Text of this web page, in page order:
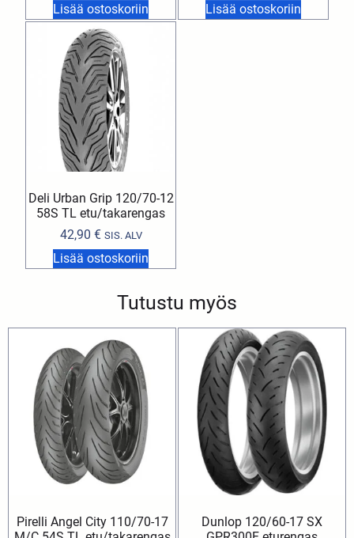
Lisää ostoskoriin Lisää ostoskoriin
Deli Urban Grip 120/70-12
58S TL etu/takarengas
42,90 € SIS. ALV
Lisää ostoskoriin
Tutustu myös
Pirelli Angel City 110/70-17
Dunlop 120/60-17 SX